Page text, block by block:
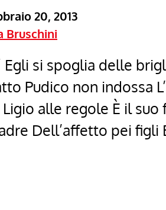
20, 2013
Bruschini
si spoglia delle
Pudico non indossa
alle regole È il
Dell’affetto pei figli